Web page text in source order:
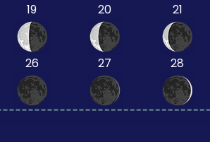
19 20 21
26 27 28